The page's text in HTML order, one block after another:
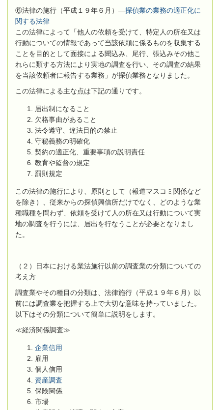
⑥法律の施行（平成１９年６月）―探偵業の業務の適正化に
関する法律
この法律によって「他人の依頼を受けて、特定人の所在又は
行動についての情報であって当該依頼に係るものを収集する
ことを目的として面接による聞込み、尾行、張込みその他こ
れらに類する方法により実地の調査を行い、その調査の結果
を当該依頼者に報告する業務」が探偵業務となりました。
この法律による主な点は下記の通りです。
届出制になること
欠格事由があること
法令遵守、違法目的の禁止
守秘義務の明確化
契約の適正化、重要事項の説明責任
教育や監督の規定
罰則規定
この法律の施行により、原則として（報道マスコミ関係など
を除き）、従来からの探偵興信所だけでなく、どのような業
種職種を問わず、依頼を受けて人の所在又は行動について実
地の調査を行うには、届出を行なうことが必要となりまし
た。
（２）日本における業法施行以前の調査業の分類についての
考え方
調査業やその種目の分類は、法律施行（平成１９年６月）以
前には調査業を把握する上で大切な意味を持っていました。
以下はその分類について簡単に説明をします。
≪経済関係調査≫
企業信用
雇用
個人信用
資産調査
保険関係
市場